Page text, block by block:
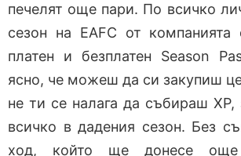
печелят още пари. По всичко
сезон на EAFC от компанията
платен и безплатен Season
ясно, че можеш да си закупиш
не ти се налага да събираш
всичко в дадения сезон. Без
ход, който ще донесе